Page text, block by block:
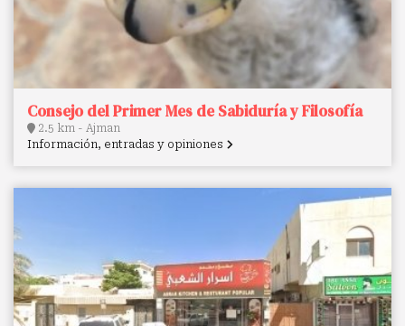
Consejo del Primer Mes de Sabiduría y Filosofía
2.5 km - Ajman
Información, entradas y opiniones